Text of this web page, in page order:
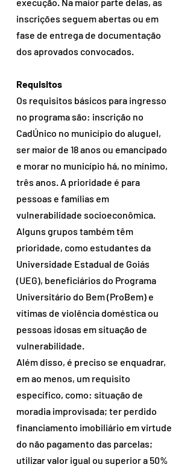
execução. Na maior parte delas, as
inscrições seguem abertas ou em
fase de entrega de documentação
dos aprovados convocados.
Requisitos
Os requisitos básicos para ingresso
no programa são: inscrição no
CadÚnico no município do aluguel,
ser maior de 18 anos ou emancipado
e morar no município há, no mínimo,
três anos. A prioridade é para
pessoas e famílias em
vulnerabilidade socioeconômica.
Alguns grupos também têm
prioridade, como estudantes da
Universidade Estadual de Goiás
(UEG), beneficiários do Programa
Universitário do Bem (ProBem) e
vítimas de violência doméstica ou
pessoas idosas em situação de
vulnerabilidade.
Além disso, é preciso se enquadrar,
em ao menos, um requisito
específico, como: situação de
moradia improvisada; ter perdido
financiamento imobiliário em virtude
do não pagamento das parcelas;
utilizar valor igual ou superior a 50%